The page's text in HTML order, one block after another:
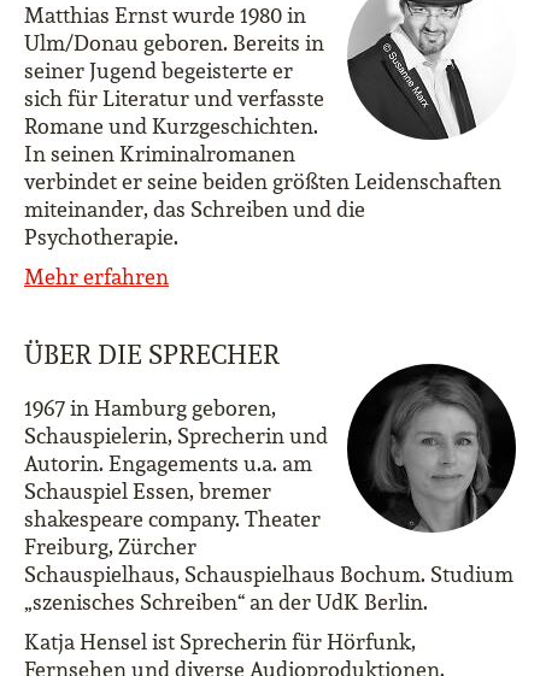
Matthias Ernst wurde 1980 in
Ulm/Donau geboren. Bereits in
seiner Jugend begeisterte er
sich für Literatur und verfasste
Romane und Kurzgeschichten.
In seinen Kriminalromanen
verbindet er seine beiden größten Leidenschaften
miteinander, das Schreiben und die
Psychotherapie.
Mehr erfahren
ÜBER DIE SPRECHER
1967 in Hamburg geboren,
Schauspielerin, Sprecherin und
Autorin. Engagements u.a. am
Schauspiel Essen, bremer
shakespeare company. Theater
Freiburg, Zürcher
Schauspielhaus, Schauspielhaus Bochum. Studium
„szenisches Schreiben“ an der UdK Berlin.
Katja Hensel ist Sprecherin für Hörfunk,
Fernsehen und diverse Audioproduktionen.